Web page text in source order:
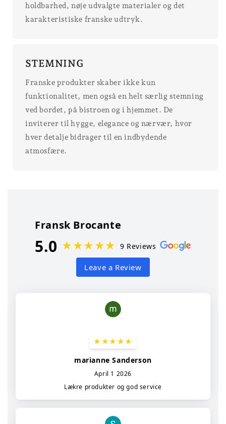
holdbarhed, nøje udvalgte materialer og det
karakteristiske franske udtryk.
STEMNING
Franske produkter skaber ikke kun
funktionalitet, men også en helt særlig stemning
ved bordet, på bistroen og i hjemmet. De
inviterer til hygge, elegance og nærvær, hvor
hver detalje bidrager til en indbydende
atmosfære.